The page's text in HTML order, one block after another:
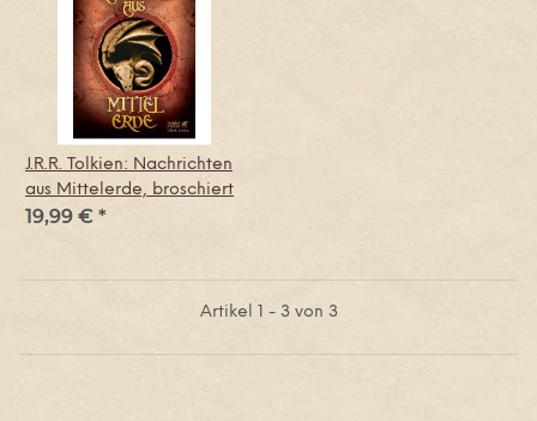
J.R.R. Tolkien: Nachrichten
aus Mittelerde, broschiert
19,99 € *
Artikel 1 - 3 von 3